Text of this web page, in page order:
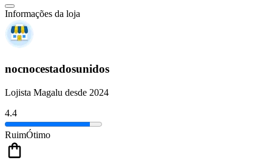
Informações da loja
nocnocestadosunidos
Lojista Magalu desde 2024
4.4
RuimÓtimo